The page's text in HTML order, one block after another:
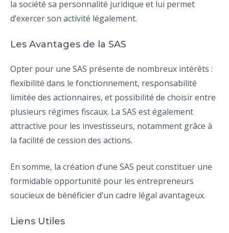
la société sa personnalité juridique et lui permet
d’exercer son activité légalement.
Les Avantages de la SAS
Opter pour une SAS présente de nombreux intérêts :
flexibilité dans le fonctionnement, responsabilité
limitée des actionnaires, et possibilité de choisir entre
plusieurs régimes fiscaux. La SAS est également
attractive pour les investisseurs, notamment grâce à
la facilité de cession des actions.
En somme, la création d’une SAS peut constituer une
formidable opportunité pour les entrepreneurs
soucieux de bénéficier d’un cadre légal avantageux.
Liens Utiles